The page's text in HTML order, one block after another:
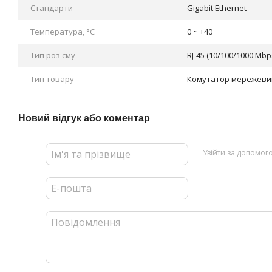
Стандарти Gigabit Ethernet
Температура, °C 0 ~ +40
Тип роз'єму RJ-45 (10/100/1000
Тип товару Комутатор
Новий відгук або коментар
Увійти за